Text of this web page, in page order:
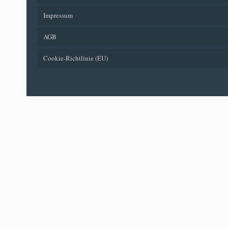
Impressum
AGB
Cookie-Richtlinie (EU)